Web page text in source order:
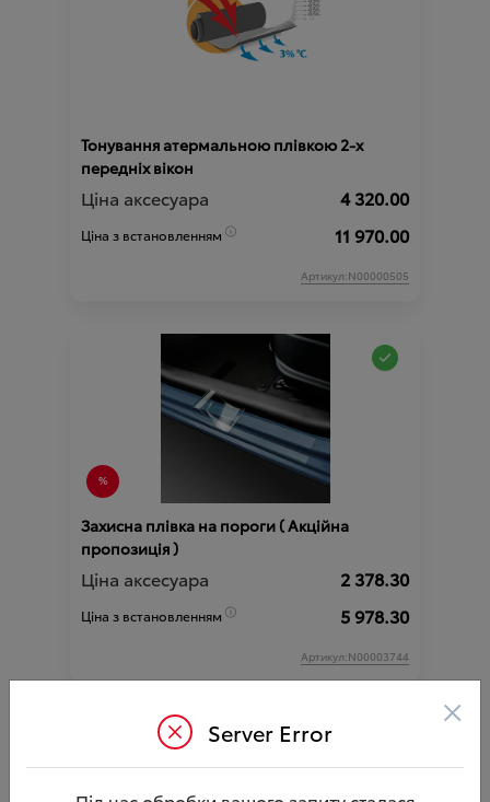
Тонування атермальною плівкою 2-х
передніх вікон
Ціна аксесуара 4 320.00
Ціна з встановленням 11 970.00
Артикул:N00000505
Захисна плівка на пороги ( Акційна
пропозиція )
Ціна аксесуара 2 378.30
Ціна з встановленням 5 978.30
Артикул:N00003744
Server Error ×